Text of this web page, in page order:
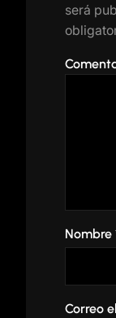
será
Nombre
Correo